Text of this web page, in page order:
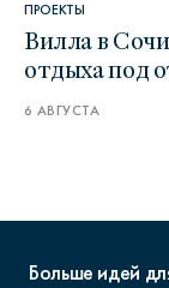
ПРОЕКТЫ
Вилла в
отдыха под
6 АВГУСТА
Больше идей